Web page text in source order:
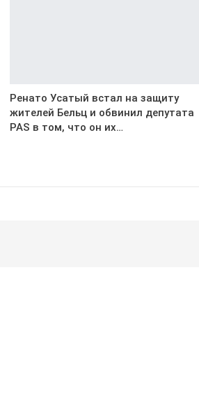
Ренато Усатый встал на защиту
жителей Бельц и обвинил депутата
PAS в том, что он их…